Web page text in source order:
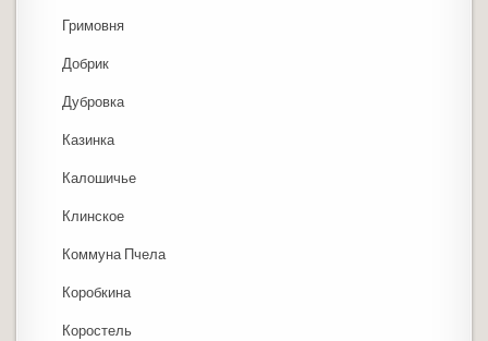
Гримовня
Добрик
Дубровка
Казинка
Калошичье
Клинское
Коммуна Пчела
Коробкина
Коростель